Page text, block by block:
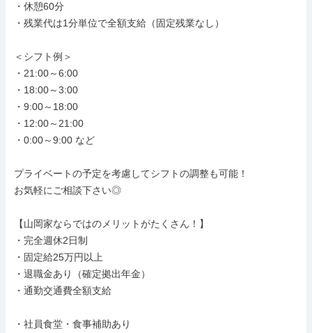
・休憩60分
・残業代は1分単位で全額支給（固定残業なし）
＜シフト例＞
・21:00～6:00
・18:00～3:00
・9:00～18:00
・12:00～21:00
・0:00～9:00 など
プライベートの予定を考慮してシフトの調整も可能！
お気軽にご相談下さい◎
【山岡家ならではのメリットがたくさん！】
・完全週休2日制
・固定給25万円以上
・退職金あり（確定拠出年金）
・通勤交通費全額支給
・社員食堂・食事補助あり